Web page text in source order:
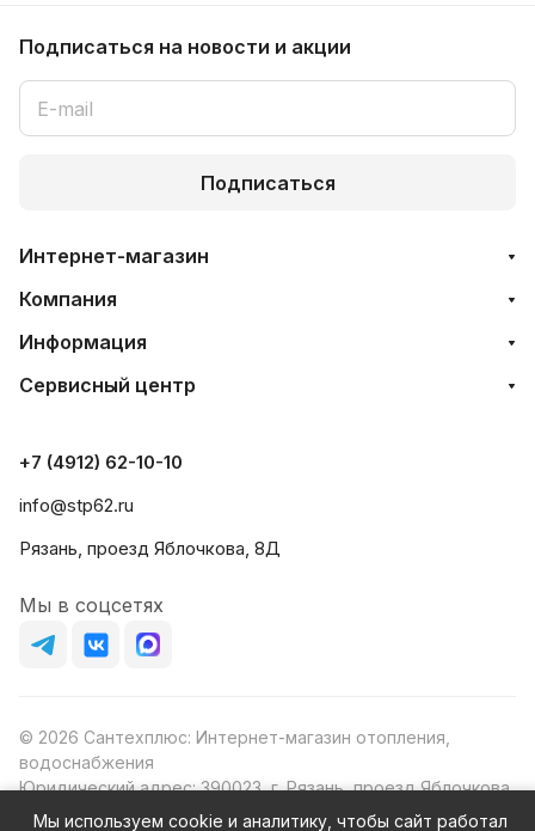
Подписаться на новости и акции
Подписаться
Интернет-магазин
Компания
Информация
Сервисный центр
+7 (4912) 62-10-10
info@stp62.ru
Рязань, проезд Яблочкова, 8Д
Мы в соцсетях
© 2026 Сантехплюс: Интернет-магазин отопления,
водоснабжения
Юридический адрес: 390023, г. Рязань, проезд Яблочкова,
д.8Ж
Мы используем cookie и аналитику, чтобы сайт работал